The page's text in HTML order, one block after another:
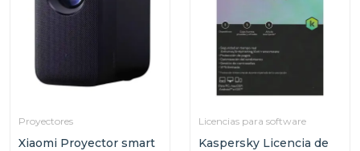
Proyectores
Xiaomi Proyector smart
Licencias para software
Kaspersky Licencia de